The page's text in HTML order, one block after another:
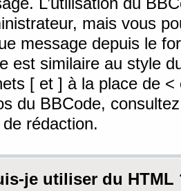
mais vous
message depuis le
est similaire au style
[ et ] à la place de <
du BBCode,
rédaction.
je utiliser du HTML